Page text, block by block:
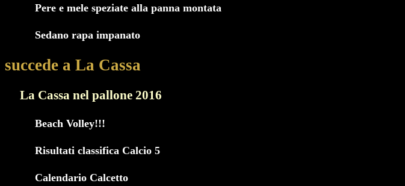
Pere e mele speziate alla panna montata
Sedano rapa impanato
succede a La Cassa
La Cassa nel pallone 2016
Beach Volley!!!
Risultati classifica Calcio 5
Calendario Calcetto